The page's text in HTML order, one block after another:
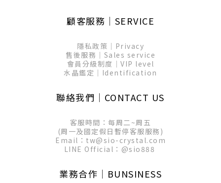
顧客服務│SERVICE
隱私政策│Privacy
售後服務│Sales service
會員分級制度│VIP level
水晶鑑定│Identification
聯絡我們│CONTACT US
客服時間：每周二~周五
(周一及國定假日暫停客服服務)
Email：tw@sio-crystal.com
LINE Official： @sio888
業務合作│BUNSINESS